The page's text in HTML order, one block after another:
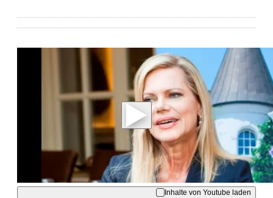
Mit der Wiedergabe dieses Videos werden
Daten an Youtube übertragen.
Hinweise dazu erhalten Sie in derDatenschutzerklärung
Akzeptieren
Inhalte von Youtube laden